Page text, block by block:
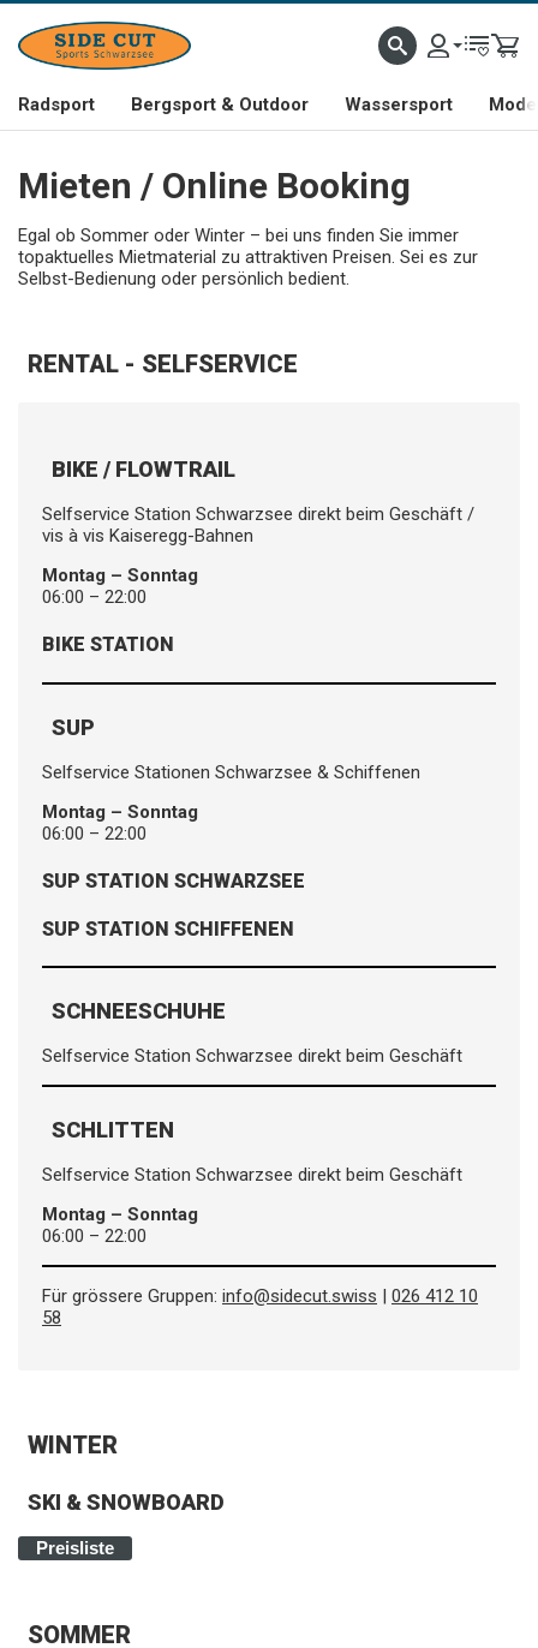
Radsport Bergsport & Outdoor Wassersport
Mieten / Online Booking
Egal ob Sommer oder Winter – bei uns finden Sie immer
topaktuelles Mietmaterial zu attraktiven Preisen. Sei es zur
Selbst-Bedienung oder persönlich bedient.
RENTAL - SELFSERVICE
BIKE / FLOWTRAIL
Selfservice Station Schwarzsee direkt beim Geschäft /
vis à vis Kaiseregg-Bahnen
Montag – Sonntag
06:00 – 22:00
BIKE STATION
SUP
Selfservice Stationen Schwarzsee & Schiffenen
Montag – Sonntag
06:00 – 22:00
SUP STATION SCHWARZSEE
SUP STATION SCHIFFENEN
SCHNEESCHUHE
Selfservice Station Schwarzsee direkt beim Geschäft
SCHLITTEN
Selfservice Station Schwarzsee direkt beim Geschäft
Montag – Sonntag
06:00 – 22:00
Für grössere Gruppen: info@sidecut.swiss
026 412 10
58
WINTER
SKI & SNOWBOARD
Preisliste
SOMMER